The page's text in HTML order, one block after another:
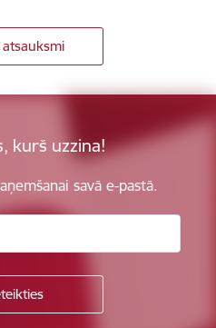
kurš uzzina!
savā e-pastā.